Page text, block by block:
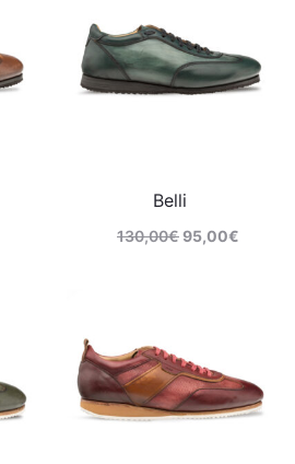
Belli
130,00€95,00€